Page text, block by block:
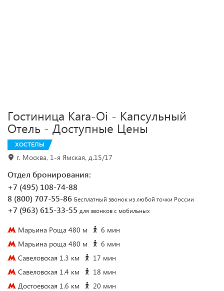
Гостиница Kara-Oi - Капсульный
Отель - Доступные Цены
ХОСТЕЛЫ
г. Москва, 1-я Ямская, д.15/17
Отдел бронирования:
+7 (495) 108-74-88
8 (800) 707-55-86 Бесплатный звонок из любой точки России
+7 (963) 615-33-55 для звонков с мобильных
Марьина Роща 480 м
6 мин
Марьина роща 480 м
6 мин
Савеловская 1.3 км
17 мин
Савеловская 1.4 км
18 мин
Достоевская 1.6 км
20 мин